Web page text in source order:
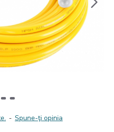
- Spune-ţi opinia